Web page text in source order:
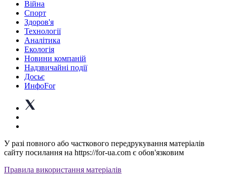
Війна
Спорт
Здоров'я
Технології
Аналітика
Екологія
Новини компаній
Надзвичайні події
Досьє
ИнфоFor
У разі повного або часткового передрукування матеріалів
сайту посилання на https://for-ua.com є обов'язковим
Правила використання матеріалів